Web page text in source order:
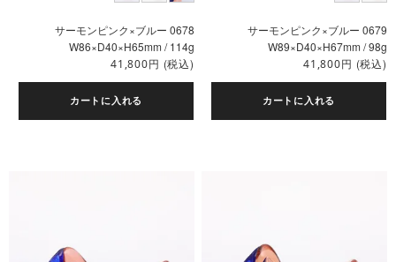
サーモンピンク×ブルー 0678
W86×D40×H65mm / 114g
41,800円 (税込)
カートに入れる
サーモンピンク×ブルー 0679
W89×D40×H67mm / 98g
41,800円 (税込)
カートに入れる